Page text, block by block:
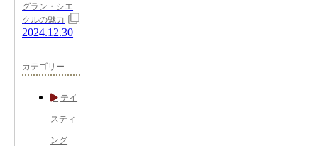
グラン・シエ
クルの魅力
2024.12.30
カテゴリー
テイ
スティ
ング